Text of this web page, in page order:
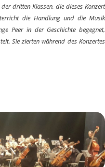
dritten Klassen, die dieses Konzert
die Handlung und die Musik
Peer in der Geschichte begegnet,
Sie zierten während des Konzertes